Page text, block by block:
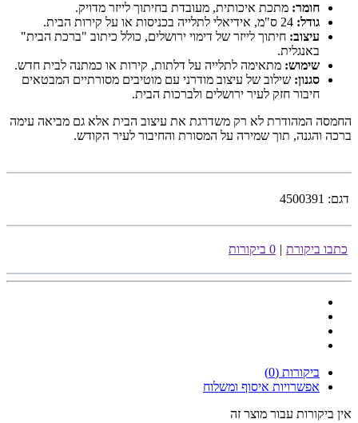
חומר: מתכת איכותית, מעובדת בחיתוך לייזר מדויק.
גודל:
עיצוב: חיתוך לייזר של דימוי ירושלים, כולל כיתוב "ברכת הבית"
באנגלית.
שימוש: מתאימה לתלייה על דלתות, קירות או כמתנה לבית חדש.
סגנון: שילוב של עיצוב מודרני עם מוטיבים מסורתיים המבטאים
חיבור חזק לעיר ירושלים ולברכות הבית.
החמסה המהודרת לא רק משדרגת את עיצוב הבית אלא גם מביאה עימה
ברכה והגנה, תוך שמירה על המסורת והחיבור לעיר הקודש.
דגם: 4500391
כתבו ביקורת | 0 ביקורות
ביקורות (0)
אפשרויות איסוף ומשלוח
אין ביקורות עבור מוצר זה